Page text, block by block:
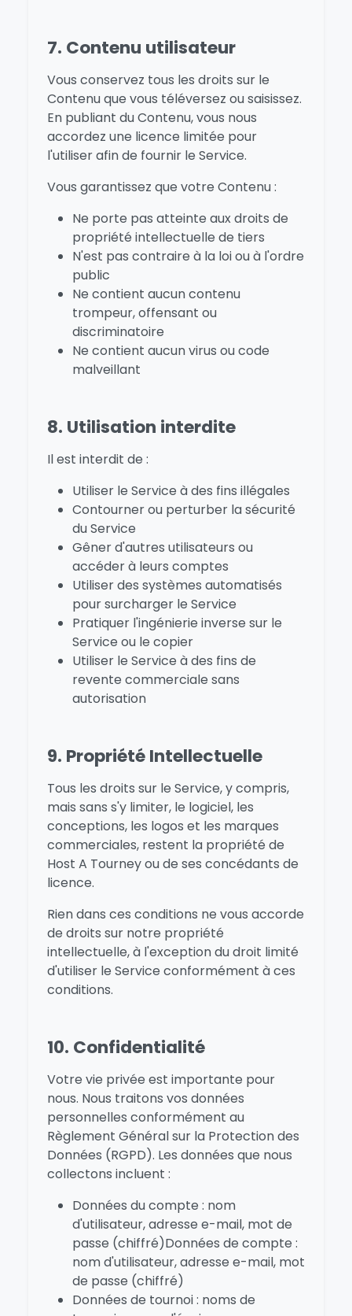
7. Contenu utilisateur
Vous conservez tous les droits sur le
Contenu que vous téléversez ou saisissez.
En publiant du Contenu, vous nous
accordez une licence limitée pour
l'utiliser afin de fournir le Service.
Vous garantissez que votre Contenu :
Ne porte pas atteinte aux droits de
propriété intellectuelle de tiers
N'est pas contraire à la loi ou à l'ordre
public
Ne contient aucun contenu
trompeur, offensant ou
discriminatoire
Ne contient aucun virus ou code
malveillant
8. Utilisation interdite
Il est interdit de :
Utiliser le Service à des fins illégales
Contourner ou perturber la sécurité
du Service
Gêner d'autres utilisateurs ou
accéder à leurs comptes
Utiliser des systèmes automatisés
pour surcharger le Service
Pratiquer l'ingénierie inverse sur le
Service ou le copier
Utiliser le Service à des fins de
revente commerciale sans
autorisation
9. Propriété Intellectuelle
Tous les droits sur le Service, y compris,
mais sans s'y limiter, le logiciel, les
conceptions, les logos et les marques
commerciales, restent la propriété de
Host A Tourney ou de ses concédants de
licence.
Rien dans ces conditions ne vous accorde
de droits sur notre propriété
intellectuelle, à l'exception du droit limité
d'utiliser le Service conformément à ces
conditions.
10. Confidentialité
Votre vie privée est importante pour
nous. Nous traitons vos données
personnelles conformément au
Règlement Général sur la Protection des
Données (RGPD). Les données que nous
collectons incluent :
Données du compte : nom
d'utilisateur, adresse e-mail, mot de
passe (chiffré)Données de compte :
nom d'utilisateur, adresse e-mail, mot
de passe (chiffré)
Données de tournoi : noms de